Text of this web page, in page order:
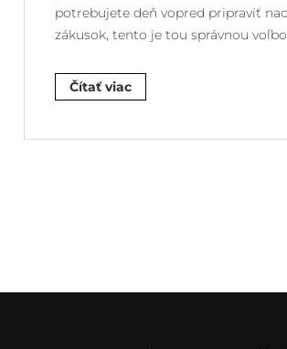
potrebujete deň vopred pripraviť
zákusok, tento je tou správnou
Čítať viac